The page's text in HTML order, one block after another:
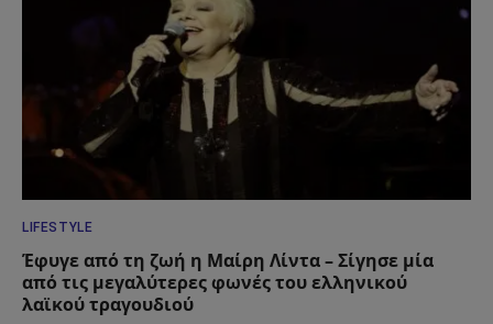
LIFESTYLE
Έφυγε από τη ζωή η Μαίρη Λίντα – Σίγησε μία
από τις μεγαλύτερες φωνές του ελληνικού
λαϊκού τραγουδιού